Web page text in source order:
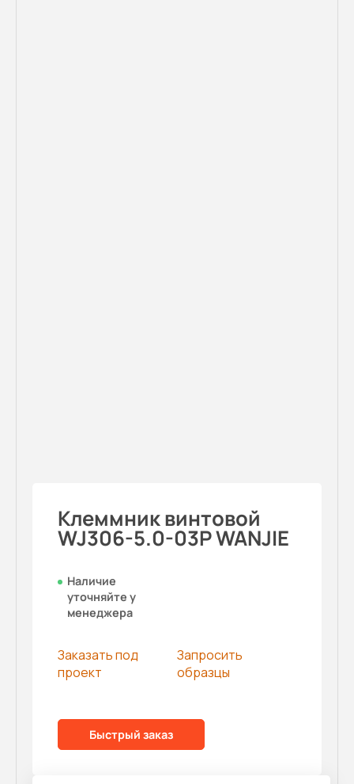
Клеммник винтовой
WJ306-5.0-03P WANJIE
Наличие
уточняйте у
менеджера
Заказать под
проект
Запросить
образцы
Быстрый заказ